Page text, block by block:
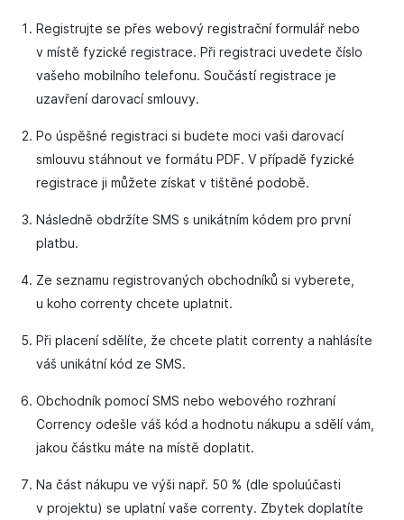
Registrujte se přes webový registrační formulář nebo
v místě fyzické registrace. Při registraci uvedete číslo
vašeho mobilního telefonu. Součástí registrace je
uzavření darovací smlouvy.
Po úspěšné registraci si budete moci vaši darovací
smlouvu stáhnout ve formátu PDF. V případě fyzické
registrace ji můžete získat v tištěné podobě.
Následně obdržíte SMS s unikátním kódem pro první
platbu.
Ze seznamu registrovaných obchodníků si vyberete,
u koho correnty chcete uplatnit.
Při placení sdělíte, že chcete platit correnty a nahlásíte
váš unikátní kód ze SMS.
Obchodník pomocí SMS nebo webového rozhraní
Corrency odešle váš kód a hodnotu nákupu a sdělí vám,
jakou částku máte na místě doplatit.
Na část nákupu ve výši např. 50 % (dle spoluúčasti
v projektu) se uplatní vaše correnty. Zbytek doplatíte